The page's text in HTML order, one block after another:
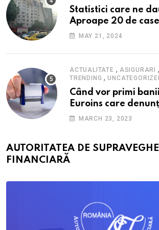
Statistici care ne
Aproape 20 de
România, iar
nici 40 de lei pe
MAY 21, 2024
ACTUALITATE , ASIGURARI
TRENDING ,
Când vor primi
Euroins care
RCA? Toți pașii și
MARCH 23, 2023
AUTORITATEA DE
FINANCIARĂ